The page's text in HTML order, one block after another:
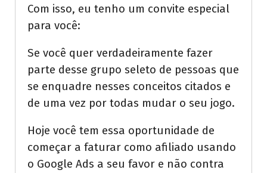
Com isso, eu tenho um convite especial
para você:
Se você quer verdadeiramente fazer
parte desse grupo seleto de pessoas que
se enquadre nesses conceitos citados e
de uma vez por todas mudar o seu jogo.
Hoje você tem essa oportunidade de
começar a faturar como afiliado usando
o Google Ads a seu favor e não contra